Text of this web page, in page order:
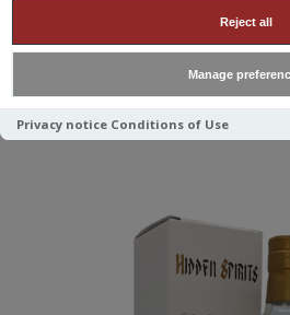
Reject all
Manage
Privacy notice Conditions of Use
ARDMORE 2013
SPIRIT 10TH